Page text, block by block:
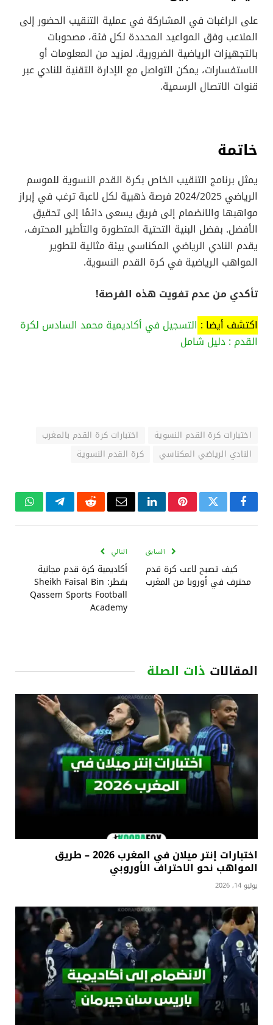
على الراغبات في المشاركة في عملية التنقيب الحضور إلى
الملاعب وفق المواعيد المحددة لكل فئة، مصحوبات
بالتجهيزات الرياضية الضرورية. لمزيد من المعلومات أو
الاستفسارات، يمكن التواصل مع الإدارة التقنية للنادي عبر
قنوات الاتصال الرسمية.
خاتمة
يمثل برنامج التنقيب الخاص بكرة القدم النسوية للموسم
الرياضي 2024/2025 فرصة ذهبية لكل لاعبة ترغب في إبراز
مواهبها والانضمام إلى فريق يسعى دائمًا إلى تحقيق
الأفضل. بفضل البنية التحتية المتطورة والتأطير المحترف،
يقدم النادي الرياضي المكناسي بيئة مثالية لتطوير
المواهب الرياضية في كرة القدم النسوية.
تأكدي من عدم تفويت هذه الفرصة!
اكتشف أيضا : التسجيل في أكاديمية محمد السادس لكرة
القدم : دليل شامل
اختبارات كرة القدم النسوية
اختبارات كرة القدم بالمغرب
النادي الرياضي المكناسي
كرة القدم النسوية
فيسبوكتويتر بينتيريستلينكدإنالبريد
رديت تيلقرام
السابق
كيف تصبح لاعب كرة قدم
محترف في أوروبا من المغرب
التالي
أكاديمية كرة قدم مجانية
بقطر: Sheikh Faisal Bin
Qassem Sports Football
Academy
المقالات ذات الصلة
اختبارات إنتر ميلان في المغرب 2026 – طريق
المواهب نحو الاحتراف الأوروبي
يوليو 14, 2026